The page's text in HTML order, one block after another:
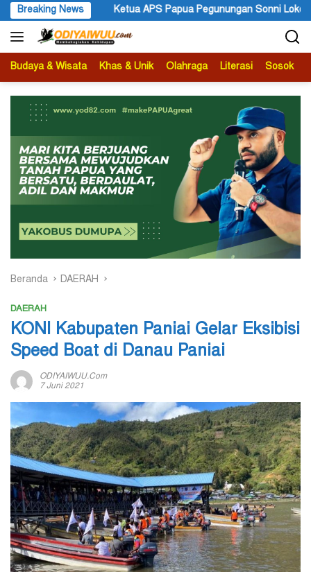
Langsung
ke
konten
Breaking News
Papua Pegunungan Sonni Lokobal: Kalau Mau KPK Audit Dana
Budaya & Wisata Khas & Unik Olahraga Literasi Sosok
Beranda DAERAH
DAERAH
KONI Kabupaten Paniai Gelar Eksibisi
Speed Boat di Danau Paniai
ODIYAIWUU.com
7 Juni 2021